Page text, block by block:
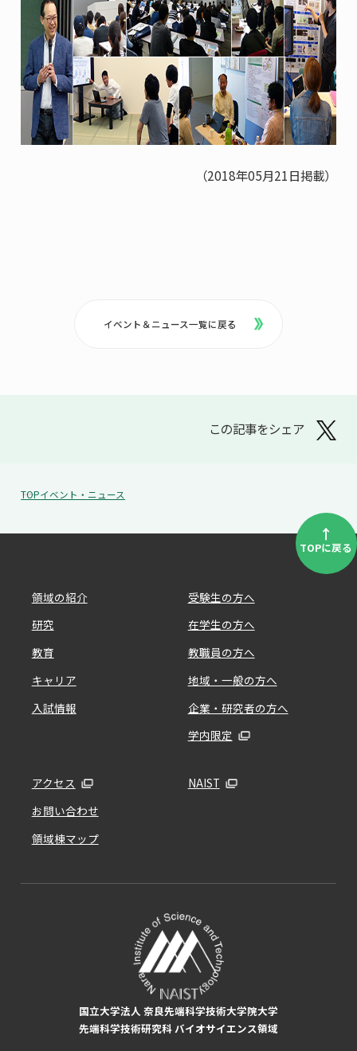
（2018年05月21日掲載）
イベント＆ニュース一覧に戻る
この記事をシェア
TOPイベント・ニュース
↑
TOPに戻る
領域の紹介
研究
教育
キャリア
入試情報
受験生の方へ
在学生の方へ
教職員の方へ
地域・一般の方へ
企業・研究者の方へ
学内限定
アクセス
お問い合わせ
領域棟マップ
NAIST
国立大学法人 奈良先端科学技術大学院大学
先端科学技術研究科 バイオサイエンス領域